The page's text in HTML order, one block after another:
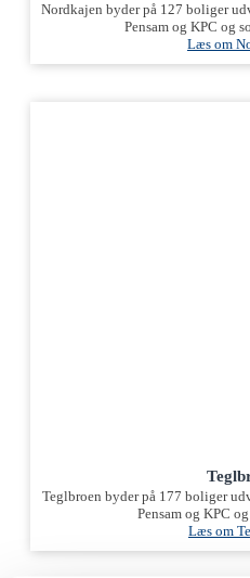
Nordkajen byder på 127 boliger
Pensam og KPC og
Læs om
Teglbroen byder på 177 boliger
Pensam og KPC
Læs om